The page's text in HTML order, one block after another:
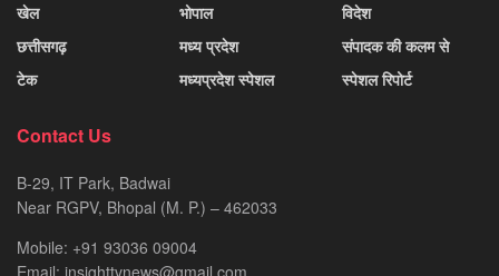
खेल
छत्तीसगढ़
टेक
भोपाल
मध्य प्रदेश
मध्यप्रदेश स्पेशल
विदेश
संपादक की कलम से
स्पेशल रिपोर्ट
Contact Us
B-29, IT Park, Badwai
Near RGPV, Bhopal (M. P.) – 462033
Mobile: +91 93036 09004